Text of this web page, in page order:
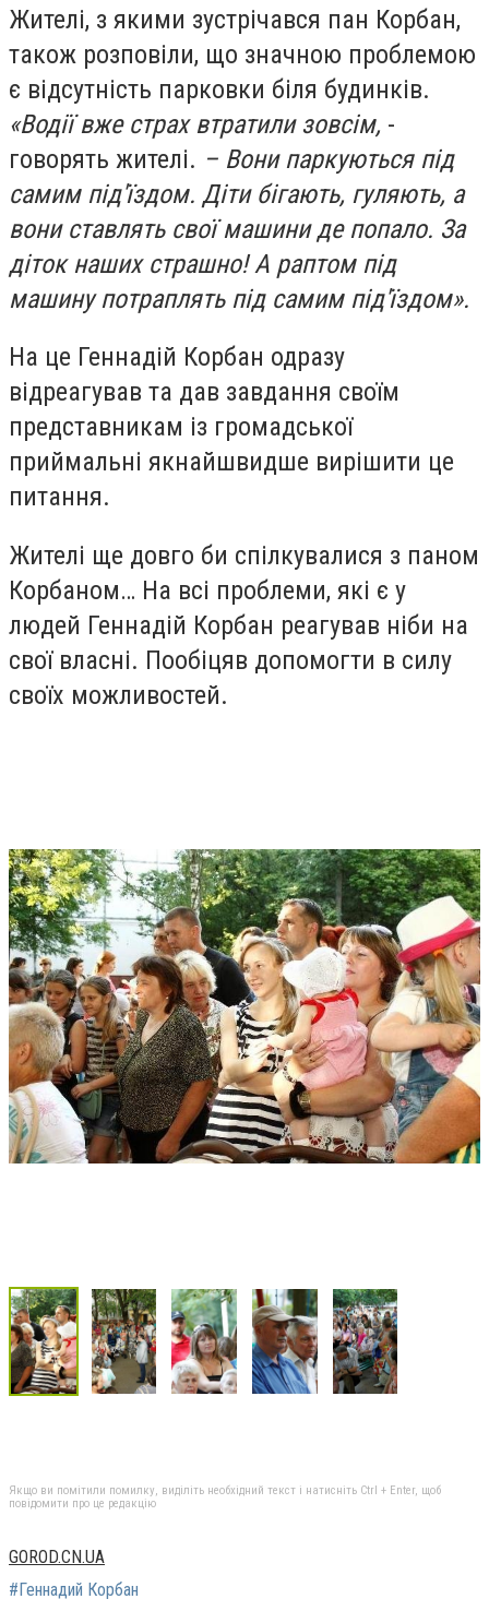
Жителі, з якими зустрічався пан Корбан,
також розповіли, що значною проблемою
є відсутність парковки біля будинків.
«Водії вже страх втратили зовсім, -
говорять жителі. – Вони паркуються під
самим під′їздом. Діти бігають, гуляють, а
вони ставлять свої машини де попало. За
діток наших страшно! А раптом під
машину потраплять під самим під′їздом».
На це Геннадій Корбан одразу
відреагував та дав завдання своїм
представникам із громадської
приймальні якнайшвидше вирішити це
питання.
Жителі ще довго би спілкувалися з паном
Корбаном… На всі проблеми, які є у
людей Геннадій Корбан реагував ніби на
свої власні. Пообіцяв допомогти в силу
своїх можливостей.
Якщо ви помітили помилку, виділіть необхідний текст і натисніть Ctrl + Enter, щоб
повідомити про це редакцію
GOROD.CN.UA
#Геннадий Корбан